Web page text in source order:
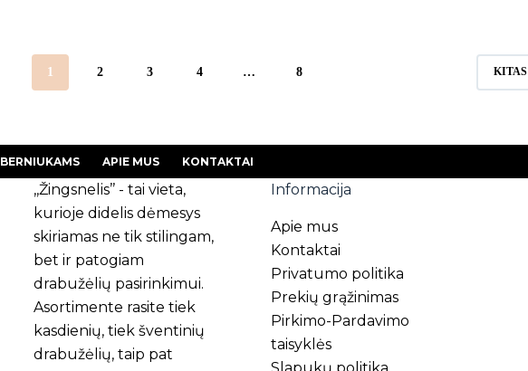
1 2 3 4 … 8 KITAS
BERNIUKAMS APIE MUS KONTAKTAI
,,Žingsnelis’’ - tai vieta,
kurioje didelis dėmesys
skiriamas ne tik stilingam,
bet ir patogiam
drabužėlių pasirinkimui.
Asortimente rasite tiek
kasdienių, tiek šventinių
drabužėlių, taip pat
Informacija
Apie mus
Kontaktai
Privatumo politika
Prekių grąžinimas
Pirkimo-Pardavimo
taisyklės